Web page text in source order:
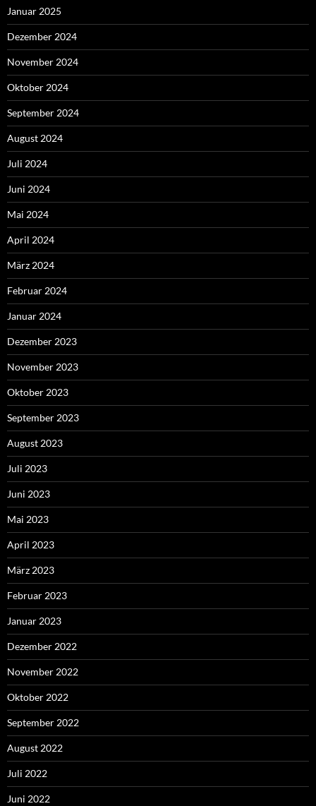
Januar 2025
Dezember 2024
November 2024
Oktober 2024
September 2024
August 2024
Juli 2024
Juni 2024
Mai 2024
April 2024
März 2024
Februar 2024
Januar 2024
Dezember 2023
November 2023
Oktober 2023
September 2023
August 2023
Juli 2023
Juni 2023
Mai 2023
April 2023
März 2023
Februar 2023
Januar 2023
Dezember 2022
November 2022
Oktober 2022
September 2022
August 2022
Juli 2022
Juni 2022